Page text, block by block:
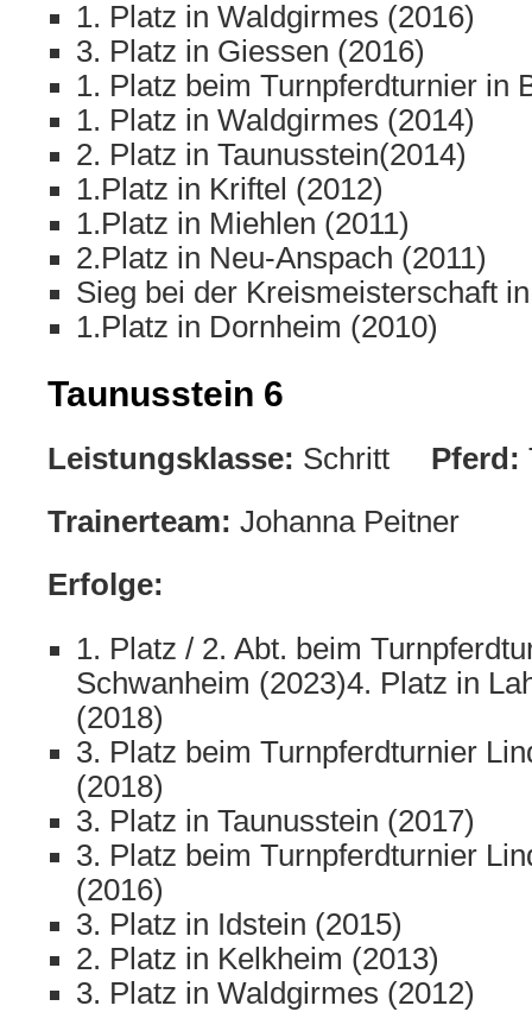
1. Platz in Waldgirmes (2016)
3. Platz in Giessen (2016)
1. Platz beim Turnpferdturnier in
1. Platz in Waldgirmes (2014)
2. Platz in Taunusstein(2014)
1.Platz in Kriftel (2012)
1.Platz in Miehlen (2011)
2.Platz in Neu-Anspach (2011)
Sieg bei der Kreismeisterschaft
1.Platz in Dornheim (2010)
Taunusstein 6
Leistungsklasse: Schritt Pferd:
Trainerteam: Johanna Peitner
Erfolge:
1. Platz / 2. Abt. beim
Schwanheim (2023)4. Platz in
(2018)
3. Platz beim Turnpferdturnier
(2018)
3. Platz in Taunusstein (2017)
3. Platz beim Turnpferdturnier
(2016)
3. Platz in Idstein (2015)
2. Platz in Kelkheim (2013)
3. Platz in Waldgirmes (2012)